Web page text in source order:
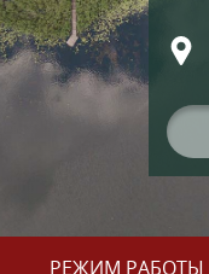
РЕЖИМ РАБОТЫ